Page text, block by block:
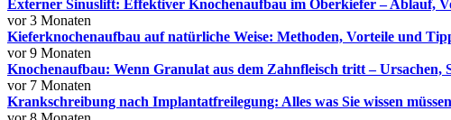
Externer Sinuslift: Effektiver Knochenaufbau im Oberkiefer – Ablauf,
vor 3 Monaten
Kieferknochenaufbau auf natürliche Weise: Methoden, Vorteile und
vor 9 Monaten
Knochenaufbau: Wenn Granulat aus dem Zahnfleisch tritt – Ursachen,
vor 7 Monaten
Krankschreibung nach Implantatfreilegung: Alles was Sie wissen müssen